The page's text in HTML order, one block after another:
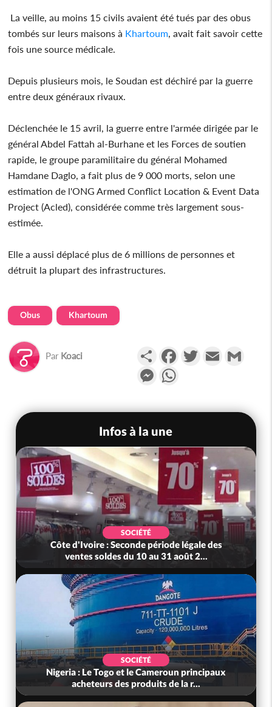
La veille, au moins 15 civils avaient été tués par des obus
tombés sur leurs maisons à Khartoum, avait fait savoir cette
fois une source médicale.
Depuis plusieurs mois, le Soudan est déchiré par la guerre
entre deux généraux rivaux.
Déclenchée le 15 avril, la guerre entre l'armée dirigée par le
général Abdel Fattah al-Burhane et les Forces de soutien
rapide, le groupe paramilitaire du général Mohamed
Hamdane Daglo, a fait plus de 9 000 morts, selon une
estimation de l'ONG Armed Conflict Location & Event Data
Project (Acled), considérée comme très largement sous-
estimée.
Elle a aussi déplacé plus de 6 millions de personnes et
détruit la plupart des infrastructures.
Obus Khartoum
Par Koaci PartagerFacebookTwitterEmail
Messenger
Infos à la une
SOCIÉTÉ
d'Ivoire : Seconde période légale des
soldes du 10 au 31 août 2...
SOCIÉTÉ
: Le Togo et le Cameroun principaux
acheteurs des produits de la r...
Côte d'Ivoire